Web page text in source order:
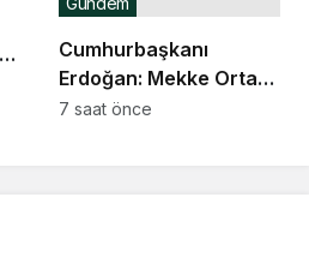
Cumhurbaşkanı
Erdoğan: Mekke Ortak
Savunma Anlaşması
7 saat önce